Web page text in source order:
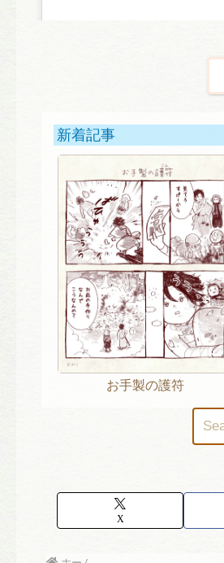
新着記事
お手製の護符
X